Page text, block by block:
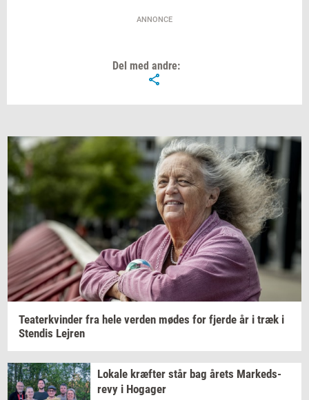
ANNONCE
Del med andre:
Te­a­ter­kvin­der fra hele ver­den mødes for fjer­de år i træk i
Sten­dis Lej­ren
Lo­ka­le kræf­ter står bag årets Mar­keds­
revy i Ho­ga­ger